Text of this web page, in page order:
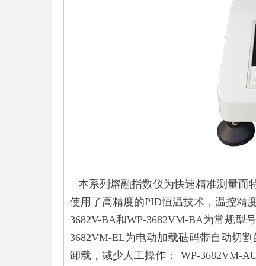
本系列熔融指数仪为快速精准测量而
使用了高精度的PID恒温技术，温控精
3682V-BA和WP-3682VM-BA为常规型
3682VM-EL为电动加载砝码带自动切
卸载，减少人工操作； WP-3682VM-